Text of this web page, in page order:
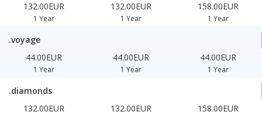
132.00EUR
1 Year
132.00EUR
1 Year
158.00EUR
1 Year
.voyage
44.00EUR
1 Year
44.00EUR
1 Year
44.00EUR
1 Year
.diamonds
132.00EUR
132.00EUR 158.00EUR